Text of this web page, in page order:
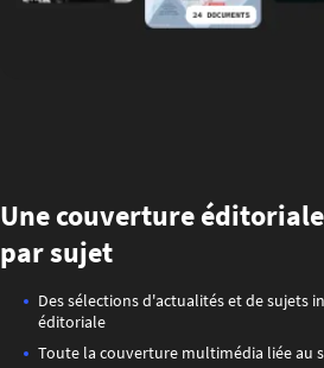
Une couverture
par sujet
Des sélections d'actualités et de sujets
éditoriale
Toute la couverture multimédia liée au